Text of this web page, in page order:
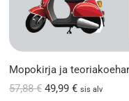
Mopokirja ja
57,88€ 49,99 € sis alv